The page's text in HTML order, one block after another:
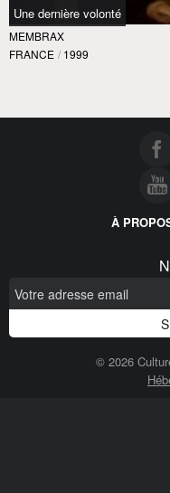
Une dernière volonté
MEMBRAX
FRANCE / 1999
À
© 2026